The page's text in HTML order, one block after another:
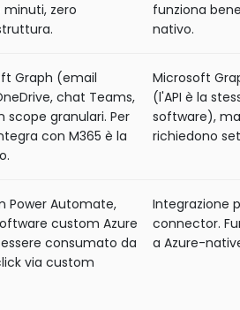
minuti, zero
funziona
nativo.
Graph (email
chat Teams,
granulari. Per
con M365 è la
Microsoft
(l'API è la
software),
richiedono
Power Automate,
custom Azure
essere consumato da
via custom
Integrazione
connector.
a Azure-